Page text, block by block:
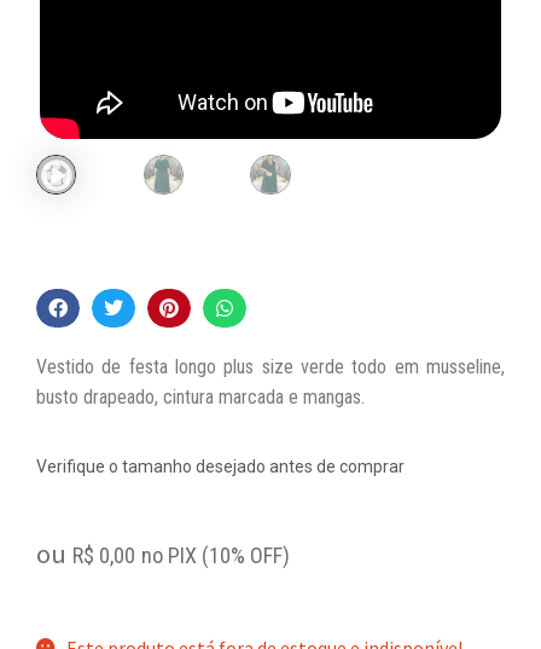
Vestido de festa longo plus size verde todo em musseline,
busto drapeado, cintura marcada e mangas.
Verifique o tamanho desejado antes de comprar
ou R$ 0,00 no PIX (10% OFF)